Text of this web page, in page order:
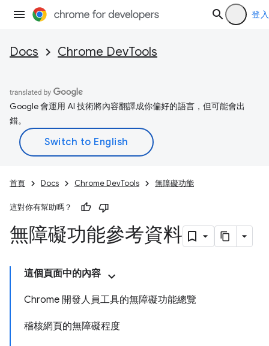
登入
Docs Chrome DevTools
Google 會運用 AI 技術將內容翻譯成你偏好的語言，但可能會出
錯。
首頁 Docs Chrome DevTools 無障礙功能
這對你有幫助嗎？
無障礙功能參考資料
這個頁面中的內容
Chrome 開發人員工具的無障礙功能總覽
稽核網頁的無障礙程度